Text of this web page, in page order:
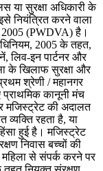
या सुरक्षा अधिकारी के
नियंत्रित करने वाला
(PWDVA) है।
2005 के तहत,
लिव-इन पार्टनर और
के खिलाफ सुरक्षा और
श्रेणी / महानगर
कानूनी मंच
मजिस्ट्रेट की अदालत
व्यक्ति रहता है, या
हुई है। मजिस्ट्रेट
निवास बच्चों की
महिला से संपर्क करने पर